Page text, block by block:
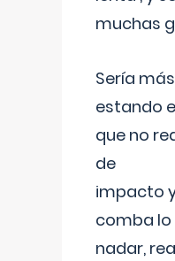
muchas
Sería
estando
que no
de
impacto
comba lo
nadar,